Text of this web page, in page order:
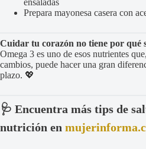
Prepara mayonesa casera con
Cuidar tu corazón no tiene por qué
Omega 3 es uno de esos nutrientes
cambios, puede hacer una gran
plazo. 💖
🩺 Encuentra más tips de
nutrición en